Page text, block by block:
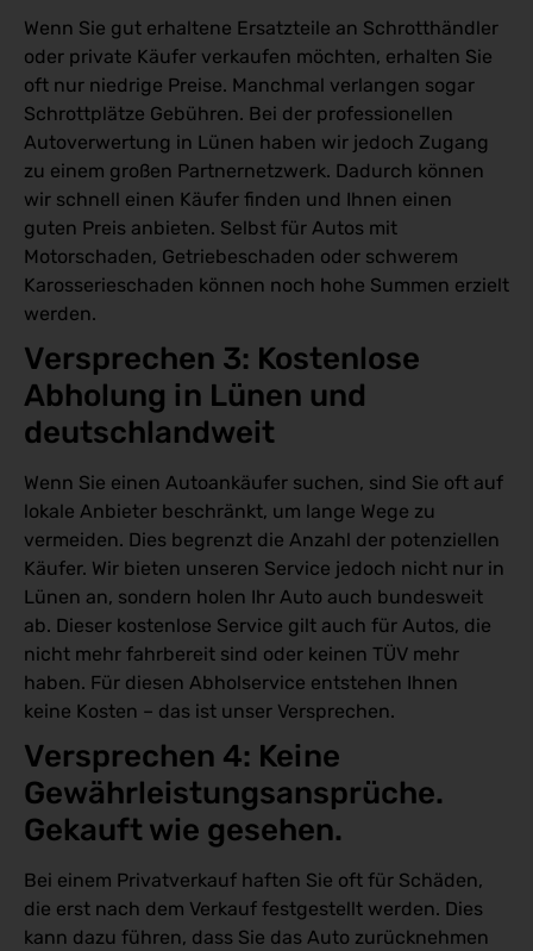
Wenn Sie gut erhaltene Ersatzteile an Schrotthändler
oder private Käufer verkaufen möchten, erhalten Sie
oft nur niedrige Preise. Manchmal verlangen sogar
Schrottplätze Gebühren. Bei der professionellen
Autoverwertung in Lünen haben wir jedoch Zugang
zu einem großen Partnernetzwerk. Dadurch können
wir schnell einen Käufer finden und Ihnen einen
guten Preis anbieten. Selbst für Autos mit
Motorschaden, Getriebeschaden oder schwerem
Karosserieschaden können noch hohe Summen erzielt
werden.
Versprechen 3: Kostenlose
Abholung in Lünen und
deutschlandweit
Wenn Sie einen Autoankäufer suchen, sind Sie oft auf
lokale Anbieter beschränkt, um lange Wege zu
vermeiden. Dies begrenzt die Anzahl der potenziellen
Käufer. Wir bieten unseren Service jedoch nicht nur in
Lünen an, sondern holen Ihr Auto auch bundesweit
ab. Dieser kostenlose Service gilt auch für Autos, die
nicht mehr fahrbereit sind oder keinen TÜV mehr
haben. Für diesen Abholservice entstehen Ihnen
keine Kosten – das ist unser Versprechen.
Versprechen 4: Keine
Gewährleistungsansprüche.
Gekauft wie gesehen.
Bei einem Privatverkauf haften Sie oft für Schäden,
die erst nach dem Verkauf festgestellt werden. Dies
kann dazu führen, dass Sie das Auto zurücknehmen